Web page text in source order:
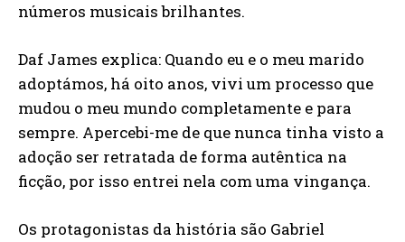
números musicais brilhantes.
Daf James explica: Quando eu e o meu marido
adoptámos, há oito anos, vivi um processo que
mudou o meu mundo completamente e para
sempre. Apercebi-me de que nunca tinha visto a
adoção ser retratada de forma autêntica na
ficção, por isso entrei nela com uma vingança.
Os protagonistas da história são Gabriel